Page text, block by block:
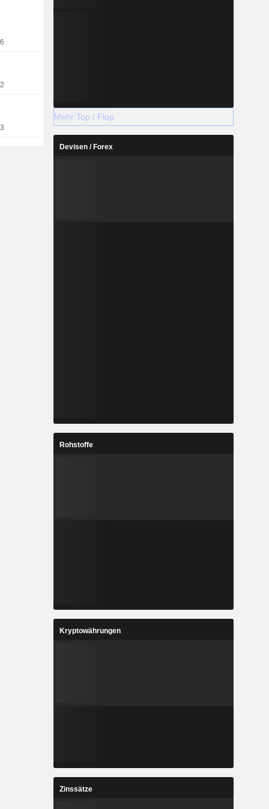
Mehr Top / Flop
Devisen / Forex
Rohstoffe
Kryptowährungen
Zinssätze